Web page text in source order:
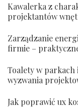
Kawalerka z
projektantów
Zarządzanie
firmie –
Toalety w
wyzwania
Jak poprawić ux